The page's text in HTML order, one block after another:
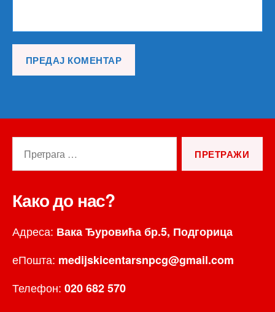
Како до нас?
Адреса: Вака Ђуровића бр.5, Подгорица
еПошта: medijskicentarsnpcg@gmail.com
Телефон: 020 682 570